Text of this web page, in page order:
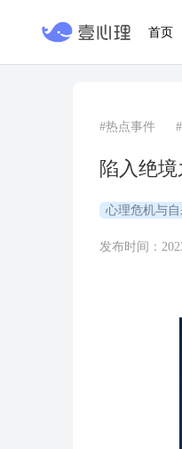
首页
#热点事件
陷入绝
心理危机与
发布时间：